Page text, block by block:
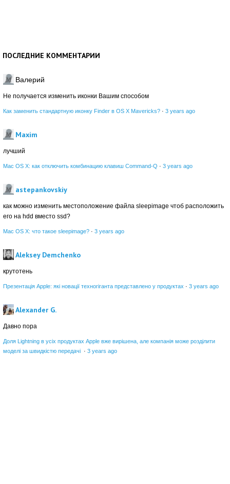
ПОСЛЕДНИЕ КОММЕНТАРИИ
Валерий
Не получается изменить иконки Вашим способом
Как заменить стандартную иконку Finder в OS X Mavericks? · 3 years ago
Maxim
лучший
Mac OS X: как отключить комбинацию клавиш Command-Q · 3 years ago
astepankovskiy
как можно изменить местоположение файла sleepimage чтоб расположить
его на hdd вместо ssd?
Mac OS X: что такое sleepimage? · 3 years ago
Aleksey Demchenko
крутотень
Презентація Apple: які новації техногіганта представлено у продуктах · 3 years ago
Alexander G.
Давно пора
Доля Lightning в усіх продуктах Apple вже вирішена, але компанія може розділити
моделі за швидкістю передачі · 3 years ago